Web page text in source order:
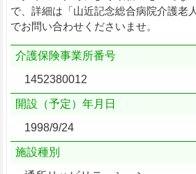
で、詳細は「山近記念総合病院介護老
でお問い合わせくださいませ。
介護保険事業所番号
1452380012
開設（予定）年月日
1998/9/24
施設種別